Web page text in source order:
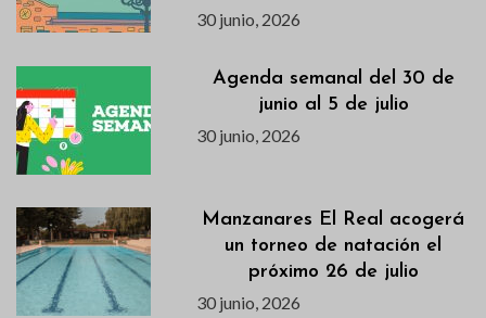
30 junio, 2026
Agenda semanal del 30 de
junio al 5 de julio
30 junio, 2026
Manzanares El Real acogerá
un torneo de natación el
próximo 26 de julio
30 junio, 2026